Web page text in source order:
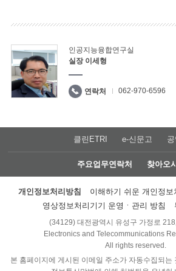
인공지능융합연구실
실장 이세형
연락처 062-970-6596
클린ETRI e-신문고
주요업무연락처 찾아오
개인정보처리방침 이해하기 쉬운 개인정보
영상정보처리기기 운영ㆍ관리 방침
(34129) 대전광역시 유성구 가정로
Electronics and Telecommunications
All rights reserved.
본 홈페이지에 게시된 이메일 주소가 자동수집되는